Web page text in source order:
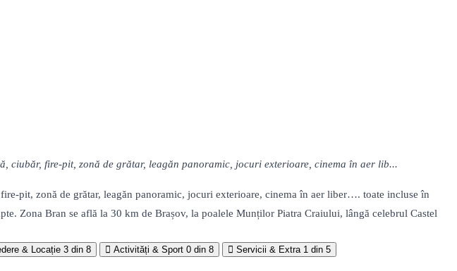
fire-pit, zonă de grătar, leagăn panoramic, jocuri exterioare, cinema în aer lib...
pit, zonă de grătar, leagăn panoramic, jocuri exterioare, cinema în aer liber…. toate incluse în
Zona Bran se află la 30 km de Brașov, la poalele Munților Piatra Craiului, lângă celebrul Castel
& Locație 3 din 8 Activități & Sport 0 din 8 Servicii & Extra 1 din 5